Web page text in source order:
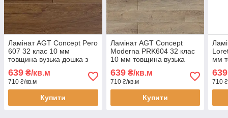
Ламінат AGT Concept Pero
607 32 клас 10 мм
товщина вузька дошка з
фаскою
639 ₴/кв.м
710 ₴/кв.м
Купити
Ламінат AGT Concept
Moderna PRK604 32 клас
10 мм товщина вузька
дошка з фаскою
639₴/кв.м
710 ₴/кв.м
Купити
мм
з
639
710